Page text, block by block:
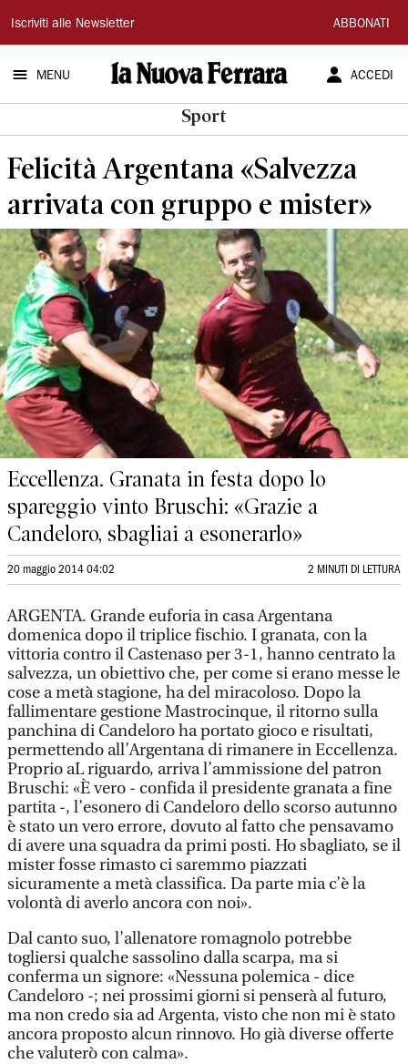
La
Nuova
Ferrara
Iscriviti alle Newsletter ABBONATI
MENU ACCEDI
Sport
Felicità Argentana «Salvezza
arrivata con gruppo e mister»
Eccellenza. Granata in festa dopo lo
spareggio vinto Bruschi: «Grazie a
Candeloro, sbagliai a esonerarlo»
20 maggio 2014 04:02 2 MINUTI DI LETTURA
ARGENTA. Grande euforia in casa Argentana
domenica dopo il triplice fischio. I granata, con la
vittoria contro il Castenaso per 3-1, hanno centrato la
salvezza, un obiettivo che, per come si erano messe le
cose a metà stagione, ha del miracoloso. Dopo la
fallimentare gestione Mastrocinque, il ritorno sulla
panchina di Candeloro ha portato gioco e risultati,
permettendo all’Argentana di rimanere in Eccellenza.
Proprio aL riguardo, arriva l’ammissione del patron
Bruschi: «È vero - confida il presidente granata a fine
partita -, l’esonero di Candeloro dello scorso autunno
è stato un vero errore, dovuto al fatto che pensavamo
di avere una squadra da primi posti. Ho sbagliato, se il
mister fosse rimasto ci saremmo piazzati
sicuramente a metà classifica. Da parte mia c’è la
volontà di averlo ancora con noi».
Dal canto suo, l’allenatore romagnolo potrebbe
togliersi qualche sassolino dalla scarpa, ma si
conferma un signore: «Nessuna polemica - dice
Candeloro -; nei prossimi giorni si penserà al futuro,
ma non credo sia ad Argenta, visto che non mi è stato
ancora proposto alcun rinnovo. Ho già diverse offerte
che valuterò con calma».